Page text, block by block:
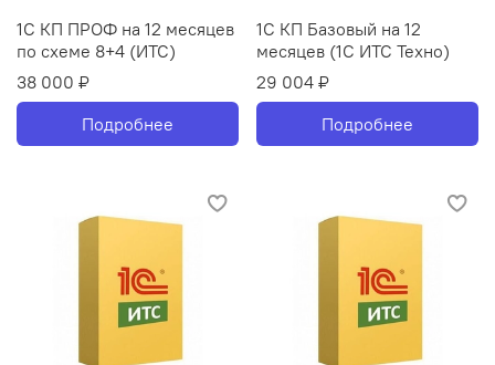
1С КП ПРОФ на 12 месяцев
по схеме 8+4 (ИТС)
38 000 ₽
Подробнее
1С КП Базовый на 12
месяцев (1С ИТС Техно)
29 004 ₽
Подробнее